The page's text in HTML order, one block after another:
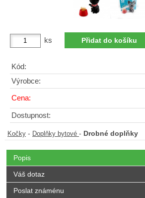
ks
Kód:
Výrobce:
Cena:
Dostupnost:
Kočky - Doplňky bytové - Drobné doplňky
Popis
Váš dotaz
Poslat známénu